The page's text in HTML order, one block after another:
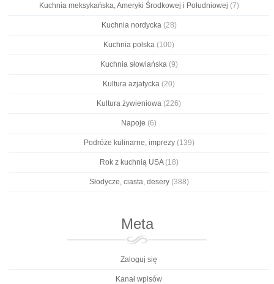
Kuchnia meksykańska, Ameryki Środkowej i Południowej (7)
Kuchnia nordycka (28)
Kuchnia polska (100)
Kuchnia słowiańska (9)
Kultura azjatycka (20)
Kultura żywieniowa (226)
Napoje (6)
Podróże kulinarne, imprezy(139)
Rok z kuchnią USA(18)
Słodycze, ciasta, desery(388)
Meta
Zaloguj się
Kanał wpisów